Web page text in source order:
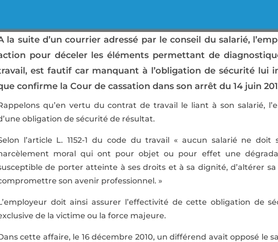
la suite d’un courrier adressé par le conseil du salarié,
pour déceler les éléments permettant de
est fautif car manquant à l’obligation de sécurité lui
confirme la Cour de cassation dans son arrêt du 14 juin
qu’en vertu du contrat de travail le liant à son salarié,
obligation de sécurité de résultat.
l’article L. 1152-1 du code du travail « aucun salarié ne
moral qui ont pour objet ou pour effet une
de porter atteinte à ses droits et à sa dignité, d’altérer
son avenir professionnel. »
doit ainsi assurer l’effectivité de cette obligation de
de la victime ou la force majeure.
cette affaire, le 16 décembre 2010, un différend avait opposé le